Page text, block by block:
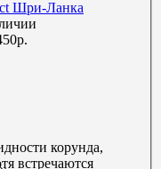
Шри-Ланка
корунда,
встречаются